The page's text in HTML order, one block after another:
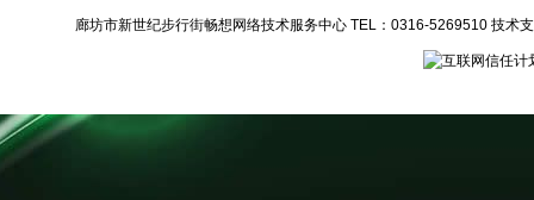
廊坊市新世纪步行街畅想网络技术服务中心 TEL：0316-5269510 技